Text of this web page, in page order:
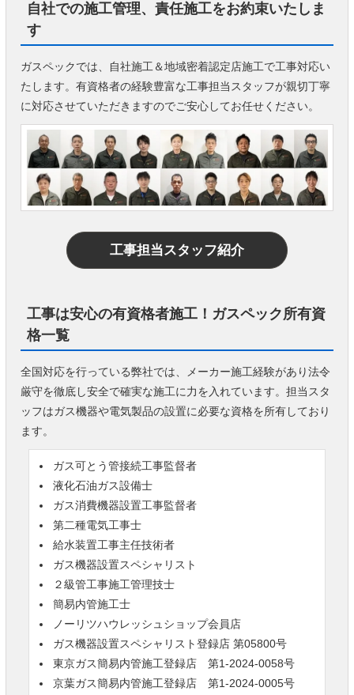
自社での施工管理、責任施工をお約束いたしま
す
ガスペックでは、自社施工＆地域密着認定店施工で工事対応い
たします。有資格者の経験豊富な工事担当スタッフが親切丁寧
に対応させていただきますのでご安心してお任せください。
工事担当スタッフ紹介
工事は安心の有資格者施工！ガスペック所有資
格一覧
全国対応を行っている弊社では、メーカー施工経験があり法令
厳守を徹底し安全で確実な施工に力を入れています。担当スタ
ッフはガス機器や電気製品の設置に必要な資格を所有しており
ます。
ガス可とう管接続工事監督者
液化石油ガス設備士
ガス消費機器設置工事監督者
第二種電気工事士
給水装置工事主任技術者
ガス機器設置スペシャリスト
２級管工事施工管理技士
簡易内管施工士
ノーリツハウレッシュショップ会員店
ガス機器設置スペシャリスト登録店 第05800号
東京ガス簡易内管施工登録店 第1-2024-0058号
京葉ガス簡易内管施工登録店 第1-2024-0005号